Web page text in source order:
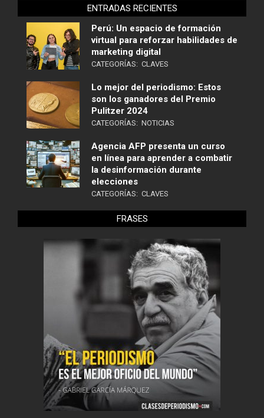
ENTRADAS RECIENTES
Perú: Un espacio de formación
virtual para reforzar habilidades de
marketing digital
CATEGORÍAS: CLAVES
Lo mejor del periodismo: Estos
son los ganadores del Premio
Pulitzer 2024
CATEGORÍAS: NOTICIAS
Agencia AFP presenta un curso
en línea para aprender a combatir
la desinformación durante
elecciones
CATEGORÍAS: CLAVES
FRASES